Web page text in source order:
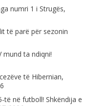
numri 1 i Strugës,
të parë për sezonin
mund ta ndiqni!
të Hibernian,
në futboll! Shkëndija e